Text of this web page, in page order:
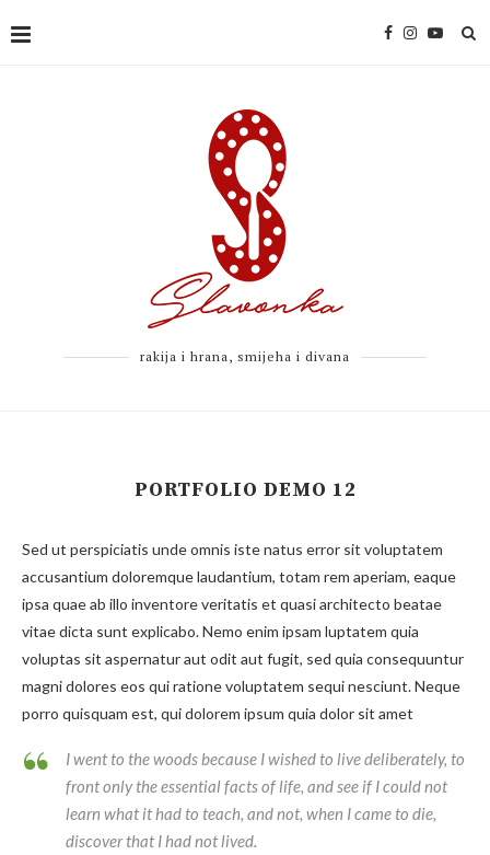
rakija i hrana, smijeha i divana
PORTFOLIO DEMO 12
Sed ut perspiciatis unde omnis iste natus error sit voluptatem
accusantium doloremque laudantium, totam rem aperiam, eaque
ipsa quae ab illo inventore veritatis et quasi architecto beatae
vitae dicta sunt explicabo. Nemo enim ipsam luptatem quia
voluptas sit aspernatur aut odit aut fugit, sed quia consequuntur
magni dolores eos qui ratione voluptatem sequi nesciunt. Neque
porro quisquam est, qui dolorem ipsum quia dolor sit amet
I went to the woods because I wished to live deliberately, to
front only the essential facts of life, and see if I could not
learn what it had to teach, and not, when I came to die,
discover that I had not lived.